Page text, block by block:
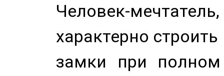
Человек-
характерно
замки при полном